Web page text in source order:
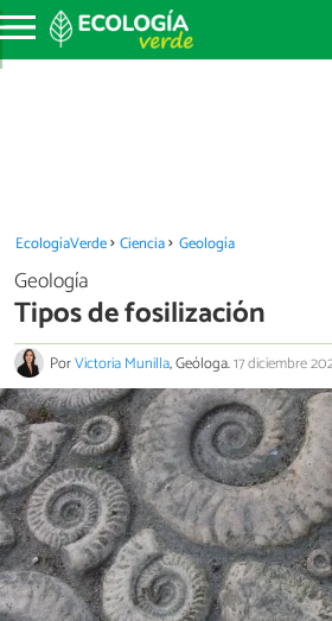
EcologíaVerde Ciencia Geología
Geología
Tipos de fosilización
PorVictoria Munilla, Geóloga.17 diciembre